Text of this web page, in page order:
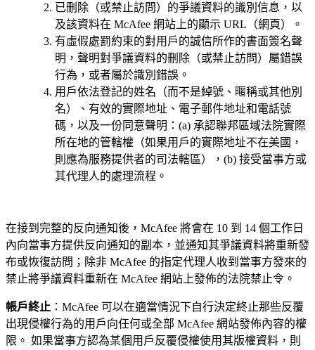
已刪除（或禁止訪問）的爭議資料的識別信息，以
及該資料在 McAfee 網站上的顯示 URL（網頁）。
有虛假處罰約束的對用戶的誠信所作的書面簽名聲
明，聲明對爭議資料的刪除（或禁止訪問）屬錯誤
行為，或者屬於識別錯誤。
用戶依法登記的姓名（而不是綽號、暱稱或其他別
名）、有效的實際地址、電子郵件地址和電話號
碼，以及一份同意聲明：(a) 承認聯邦區域法院實際
所在地的管轄權（如果用戶的實際地址不在美國，
則應為服務提供者的司法轄區），(b) 接受當事方或
其代理人的處理流程。
在接到完整的反向通知後，McAfee 將會在 10 到 14 個工作日
內向當事方提供反向通知的副本，並通知其爭議資料將重新發
布或恢復訪問；除非 McAfee 的指定代理人收到當事方發來的
禁止將爭議資料重新在 McAfee 網站上發佈的法院禁止令。
帳戶終止 ：McAfee 可以在適當情況下自行決定終止那些反覆
出現侵權行為的用戶向任何或全部 McAfee 網站發佈內容的權
限。 如果當事方認為某個用戶反覆侵權使用其版權資料，則